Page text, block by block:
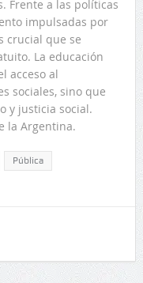
Frente a las políticas
impulsadas por
crucial que se
La educación
acceso al
sociales, sino que
y justicia social.
la Argentina.
Pública